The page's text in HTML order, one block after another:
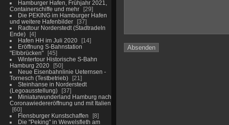
Hamburger Hafen, Frühjahr 2021,
Containerschiffe und mehr
29
Die PEKING im Hamburger Hafen
und weitere Hafenbilder
37
Radtour Norderstedt (Stadtradeln
Ende)
4
Hafen HH im Juli 2020
14
Eröffnung S-Bahnstation
"Elbbrücken"
45
Wintertour Historische S-Bahn
Hamburg 2020
50
Neue Eisenbahnlinie Ueternsen -
Tornesch (Testbetrieb)
21
Steinhanse in Norderstedt
(Legoausstellung)
37
Miniaturwunderland Hamburg nach
Coronawiedereröffnung und mit Italien
60
Flensburger Kunstschaffen
8
Die "Peking" in Wewelsfleth am